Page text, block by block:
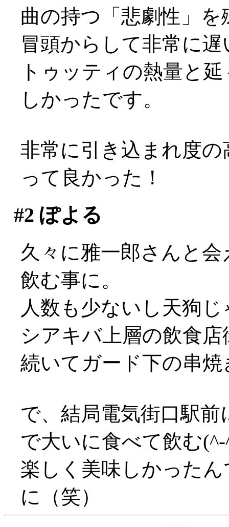
曲の持つ「悲劇性」
冒頭からして非常に遅
トゥッティの熱量と
しかったです。
非常に引き込まれ度
って良かった！
#2 ぽよる
久々に雅一郎さんと
飲む事に。
人数も少ないし天狗
シアキバ上層の飲食
続いてガード下の串
で、結局電気街口駅
で大いに食べて飲む
楽しく美味しかった
に（笑）